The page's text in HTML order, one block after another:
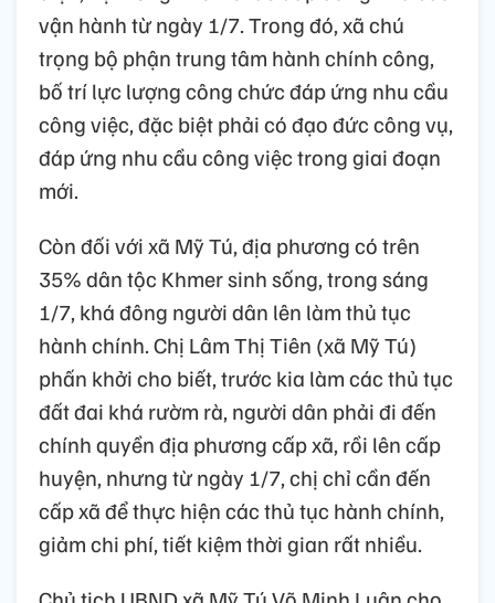
vận hành từ ngày 1/7. Trong đó, xã chú
trọng bộ phận trung tâm hành chính công,
bố trí lực lượng công chức đáp ứng nhu cầu
công việc, đặc biệt phải có đạo đức công vụ,
đáp ứng nhu cầu công việc trong giai đoạn
mới.
Còn đối với xã Mỹ Tú, địa phương có trên
35% dân tộc Khmer sinh sống, trong sáng
1/7, khá đông người dân lên làm thủ tục
hành chính. Chị Lâm Thị Tiên (xã Mỹ Tú)
phấn khởi cho biết, trước kia làm các thủ tục
đất đai khá rườm rà, người dân phải đi đến
chính quyền địa phương cấp xã, rồi lên cấp
huyện, nhưng từ ngày 1/7, chị chỉ cần đến
cấp xã để thực hiện các thủ tục hành chính,
giảm chi phí, tiết kiệm thời gian rất nhiều.